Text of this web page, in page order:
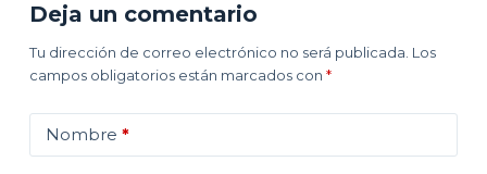
Deja un comentario
Tu dirección de correo electrónico no será publicada. Los
campos obligatorios están marcados con *
Nombre *